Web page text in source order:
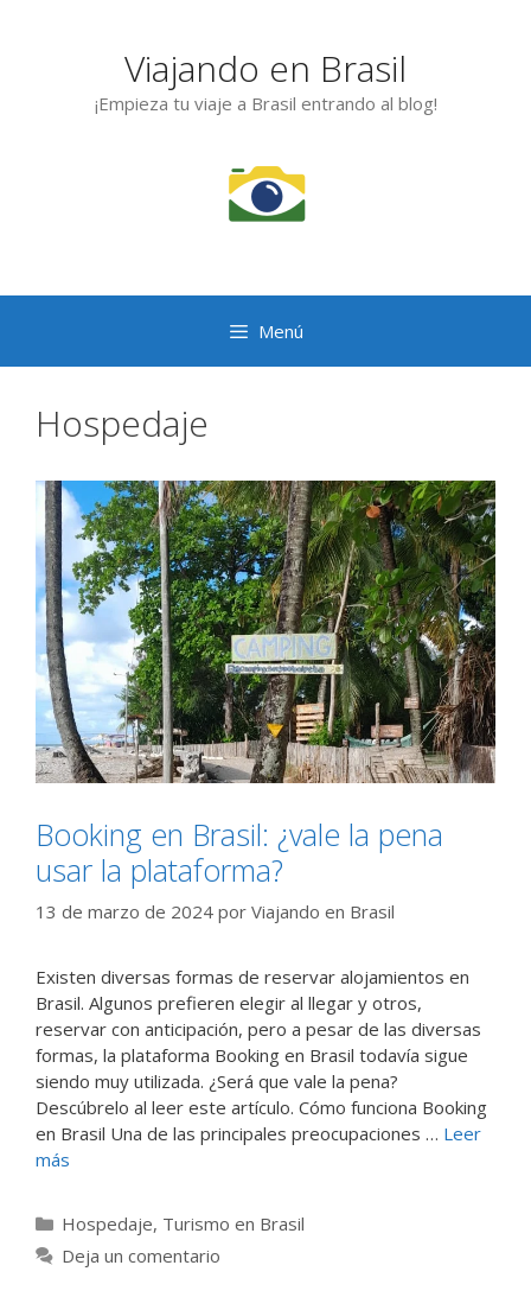
Viajando en Brasil
¡Empieza tu viaje a Brasil entrando al blog!
Menú
Hospedaje
Booking en Brasil: ¿vale la pena
usar la plataforma?
13 de marzo de 2024 por Viajando en Brasil
Existen diversas formas de reservar alojamientos en
Brasil. Algunos prefieren elegir al llegar y otros,
reservar con anticipación, pero a pesar de las diversas
formas, la plataforma Booking en Brasil todavía sigue
siendo muy utilizada. ¿Será que vale la pena?
Descúbrelo al leer este artículo. Cómo funciona Booking
en Brasil Una de las principales preocupaciones … Leer
más
Categorías
Hospedaje, Turismo en Brasil
Deja un comentario